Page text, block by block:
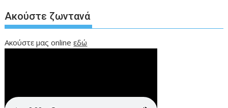
Ακούστε ζωντανά
Ακούστε μας onlineεδώ